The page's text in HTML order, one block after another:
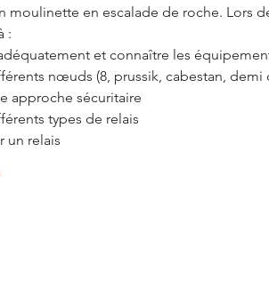
moulinette en escalade de roche. Lors
:
et connaître les
nœuds (8, prussik, cabestan,
approche sécuritaire
types de relais
un relais